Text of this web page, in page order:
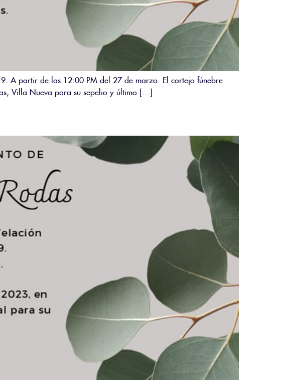
A partir de las 12:00 PM del 27 de marzo. El cortejo fúnebre
Villa Nueva para su sepelio y último […]